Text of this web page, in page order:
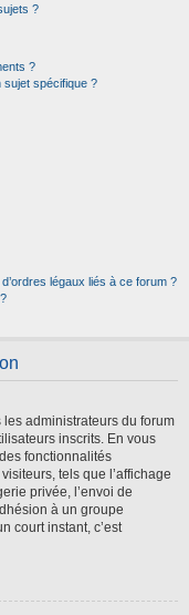
?
?
sujet spécifique ?
légaux liés à ce forum ?
les administrateurs du forum
inscrits. En vous
fonctionnalités
tels que l’affichage
privée, l’envoi de
à un groupe
court instant, c’est